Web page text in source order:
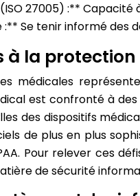
27005) :**
Se tenir informé des
à la
médicales
est confronté à
des dispositifs
de plus en plus
Pour relever ces
de sécurité